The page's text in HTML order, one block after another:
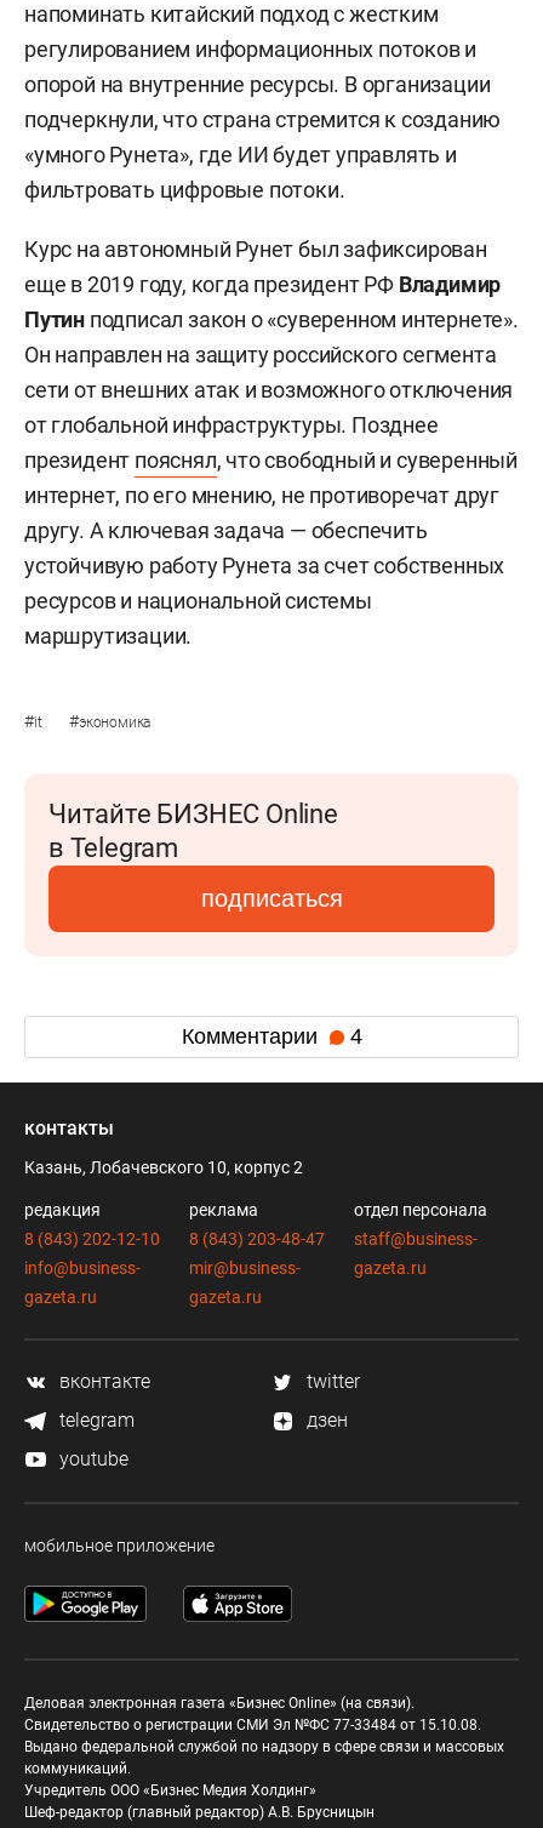
напоминать китайский подход с жестким
регулированием информационных потоков и
опорой на внутренние ресурсы. В организации
подчеркнули, что страна стремится к созданию
«умного Рунета», где ИИ будет управлять и
фильтровать цифровые потоки.
Курс на автономный Рунет был зафиксирован
еще в 2019 году, когда президент РФ Владимир
Путин подписал закон о «суверенном интернете».
Он направлен на защиту российского сегмента
сети от внешних атак и возможного отключения
от глобальной инфраструктуры. Позднее
президент пояснял, что свободный и суверенный
интернет, по его мнению, не противоречат друг
другу. А ключевая задача — обеспечить
устойчивую работу Рунета за счет собственных
ресурсов и национальной системы
маршрутизации.
#it #экономика
Читайте БИЗНЕС Online
в Telegram
подписаться
Комментарии 4
контакты
Казань, Лобачевского 10, корпус 2
редакция
8 (843) 202-12-10
info@business-
gazeta.ru
реклама
8 (843) 203-48-47
mir@business-
gazeta.ru
отдел персонала
staff@business-
gazeta.ru
вконтакте
twitter
telegram
дзен
youtube
мобильное приложение
Деловая электронная газета «Бизнес Online» (на связи).
Свидетельство о регистрации СМИ Эл №ФС 77-33484 от 15.10.08.
Выдано федеральной службой по надзору в сфере связи и массовых
коммуникаций.
Учредитель ООО «Бизнес Медия Холдинг»
Шеф-редактор (главный редактор) А.В. Брусницын